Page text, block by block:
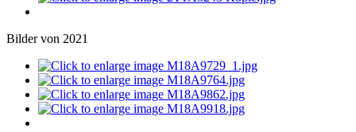
Bilder von 2021